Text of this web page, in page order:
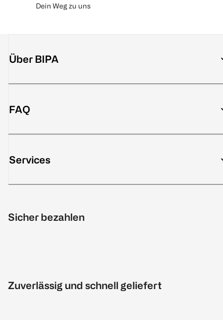
Dein Weg zu uns
Über BIPA
FAQ
Services
Sicher bezahlen
Zuverlässig und schnell geliefert